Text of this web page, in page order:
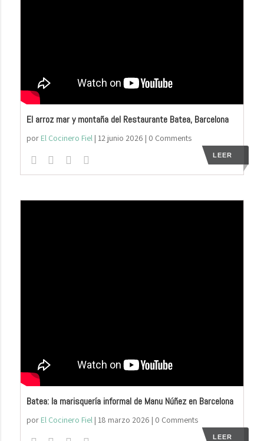
El arroz mar y montaña del Restaurante Batea, Barcelona
por El Cocinero Fiel| 12 junio 2026 | 0 Comments
LEER
Batea: la marisquería informal de Manu Núñez en Barcelona
por El Cocinero Fiel| 18 marzo 2026 | 0 Comments
LEER